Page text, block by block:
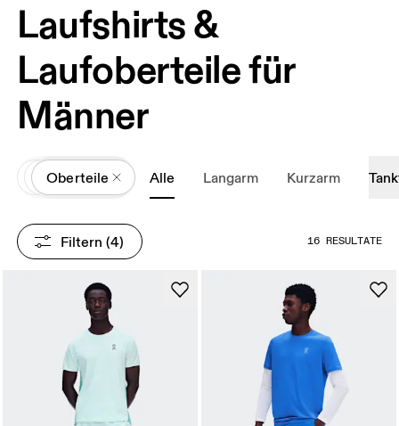
Laufshirts &
Laufoberteile für
Männer
AllKleidung
Oberteile Alle Langarm Kurzarm
Filtern (4) 16 RESULTATE